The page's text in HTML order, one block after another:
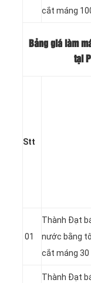
cắt máng
Bảng giá làm
tại
Stt
01
Thành Đạt
nước bằng
cắt máng 30
Thành Đạt